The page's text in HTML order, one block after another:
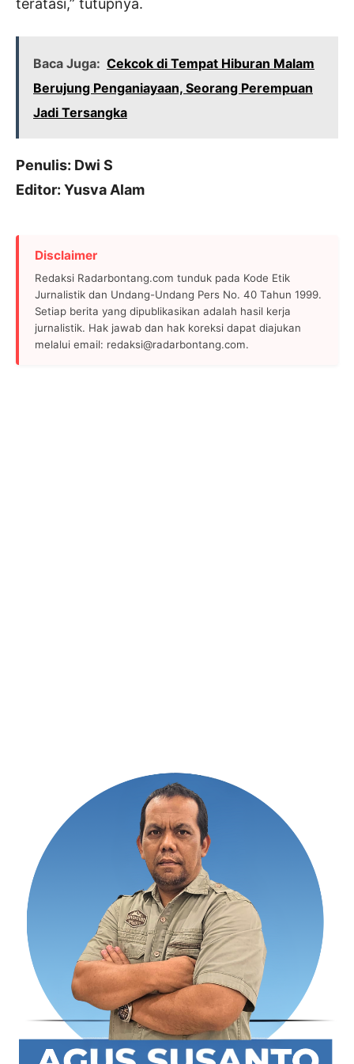
teratasi,” tutupnya.
Baca Juga: Cekcok di Tempat Hiburan Malam
Berujung Penganiayaan, Seorang Perempuan
Jadi Tersangka
Penulis: Dwi S
Editor: Yusva Alam
Disclaimer
Redaksi Radarbontang.com tunduk pada Kode Etik
Jurnalistik dan Undang-Undang Pers No. 40 Tahun 1999.
Setiap berita yang dipublikasikan adalah hasil kerja
jurnalistik. Hak jawab dan hak koreksi dapat diajukan
melalui email: redaksi@radarbontang.com.